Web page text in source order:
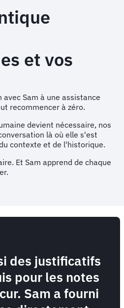
et vos
Sam à une assistance
recommencer à zéro.
devient nécessaire, nos
là où elle s'est
contexte et de l'historique.
Et Sam apprend de chaque
des justificatifs
pour les notes
Sam a fourni